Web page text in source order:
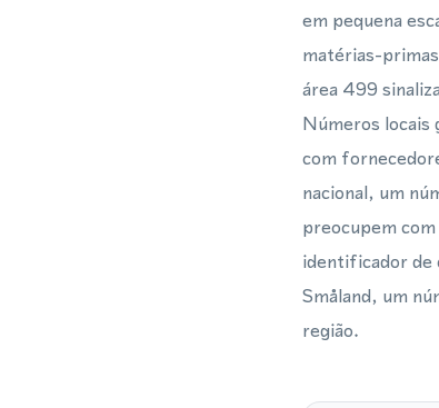
em pequena
matérias-
área 499
Números locais
com
nacional, um
preocupem
identificador de
Småland, um
região.